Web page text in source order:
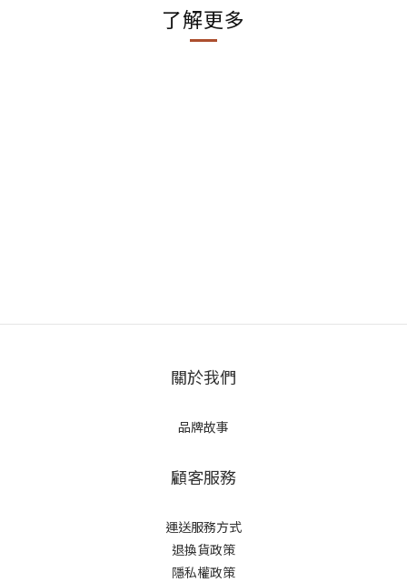
了解更多
關於我們
品牌故事
顧客服務
運送服務方式
退換貨政策
隱私權政策